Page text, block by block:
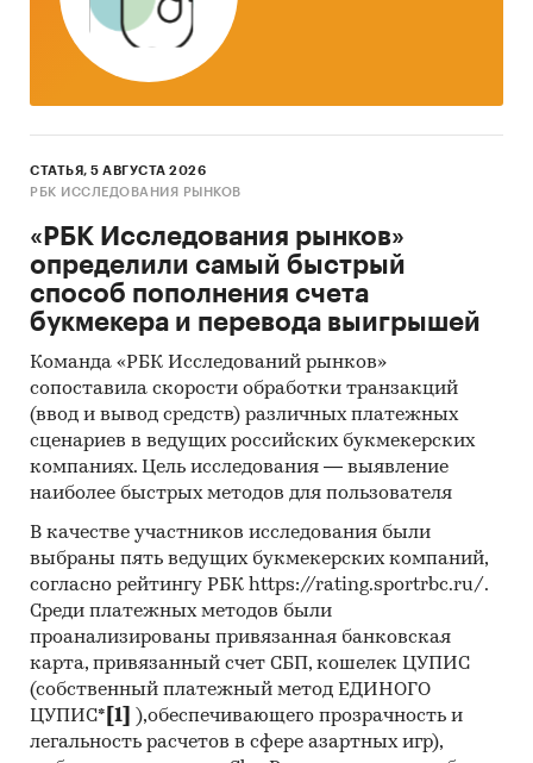
минимальным приростом за аналогичный
период предыдущего года
Динамика цены в актуальном месяце по
Темпы прироста цены в актуальном месяце
аналогичному периоду предыдущего года
по федеральным округам, 2021-2025
Динамика средней цены по кварталам 2022-
2025 в разрезе федеральных округов
Динамика цены по месяцам 2025 года в
разрезе федеральных округов
Темпы прироста за месяц в 2025 году в
разрезе федеральных округов
Данные по регионам каждого
федерального округа
Розничная цена за последний доступный
месяц в динамике за 2021-2025, прирост за
последний месяц, темпы прироста к
аналогичному периоду предыдущего года
2022-2025
СТАТЬЯ, 5 АВГУСТА 2026
РБК ИССЛЕДОВАНИЯ РЫНКОВ
«РБК Исследования рынков»
определили самый быстрый
способ пополнения счета
букмекера и перевода выигрышей
Команда «РБК Исследований рынков»
сопоставила скорости обработки транзакций
(ввод и вывод средств) различных платежных
сценариев в ведущих российских букмекерских
компаниях. Цель исследования — выявление
наиболее быстрых методов для пользователя
В качестве участников исследования были
выбраны пять ведущих букмекерских компаний,
согласно рейтингу РБК https://rating.sportrbc.ru/.
Среди платежных методов были
проанализированы привязанная банковская
карта, привязанный счет СБП, кошелек ЦУПИС
(собственный платежный метод ЕДИНОГО
ЦУПИС* [1]
),обеспечивающего прозрачность и
легальность расчетов в сфере азартных игр),